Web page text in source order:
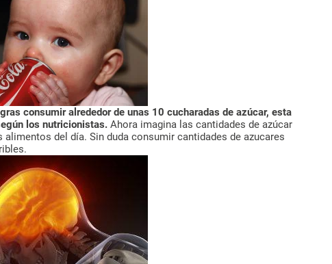
consumir alrededor de unas 10 cucharadas de azúcar, esta
los nutricionistas. Ahora imagina las cantidades de azúcar
del día. Sin duda consumir cantidades de azucares